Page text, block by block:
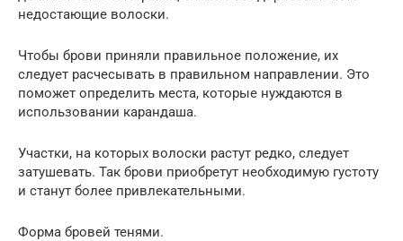
недостающие волоски.
Чтобы брови приняли правильное положение, их
следует расчесывать в правильном направлении. Это
поможет определить места, которые нуждаются в
использовании карандаша.
Участки, на которых волоски растут редко, следует
затушевать. Так брови приобретут необходимую густоту
и станут более привлекательными.
Форма бровей тенями.